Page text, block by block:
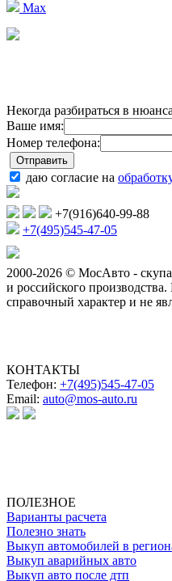
Max
Некогда разбираться в
Ваше имя:
Номер телефона:
даю согласие на
+7(916)640-99-88
+7(495)545-47-05
2000-2026 © МосАвто -
и российского производства.
справочный характер и не
КОНТАКТЫ
Телефон: +7(495)545-47-05
Email: auto@mos-auto.ru
ПОЛЕЗНОЕ
Варианты расчета
Полезно знать
Выкуп автомобилей в
Выкуп аварийных авто
Выкуп авто после дтп